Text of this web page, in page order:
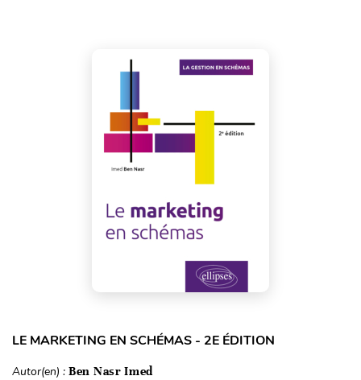
LE MARKETING EN SCHÉMAS - 2E ÉDITION
Autor(en) : Ben Nasr Imed